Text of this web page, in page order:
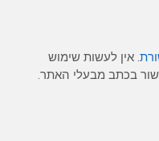
. אין לעשות שימוש
בכתב מבעלי האתר.